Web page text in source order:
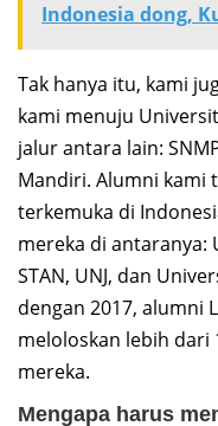
Indonesia dong,
Tak hanya itu, kami
kami menuju
jalur antara lain:
Mandiri. Alumni kami
terkemuka di
mereka di antaranya:
STAN, UNJ, dan
dengan 2017, alumni
meloloskan lebih dari
mereka.
Mengapa harus